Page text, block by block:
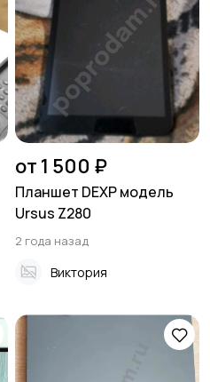
от 1 500 ₽
Планшет DEXP модель
Ursus Z280
2 года назад
Виктория